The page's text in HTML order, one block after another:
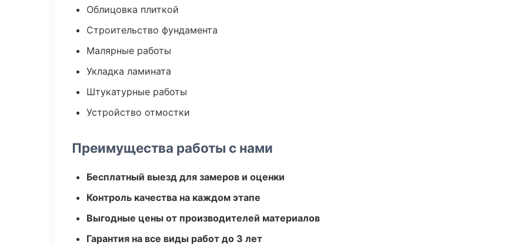
Облицовка плиткой
Строительство фундамента
Малярные работы
Укладка ламината
Штукатурные работы
Устройство отмостки
Преимущества работы с нами
Бесплатный выезд для замеров и оценки
Контроль качества на каждом этапе
Выгодные цены от производителей материалов
Гарантия на все виды работ до 3 лет